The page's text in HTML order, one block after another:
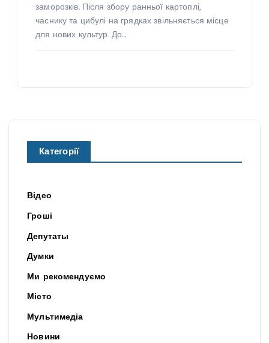
заморозків. Після збору ранньої картоплі,
часнику та цибулі на грядках звільняється місце
для нових культур. До…
Категорії
Відео
Гроші
Депутаты
Думки
Ми рекомендуємо
Місто
Мультимедіа
Новини